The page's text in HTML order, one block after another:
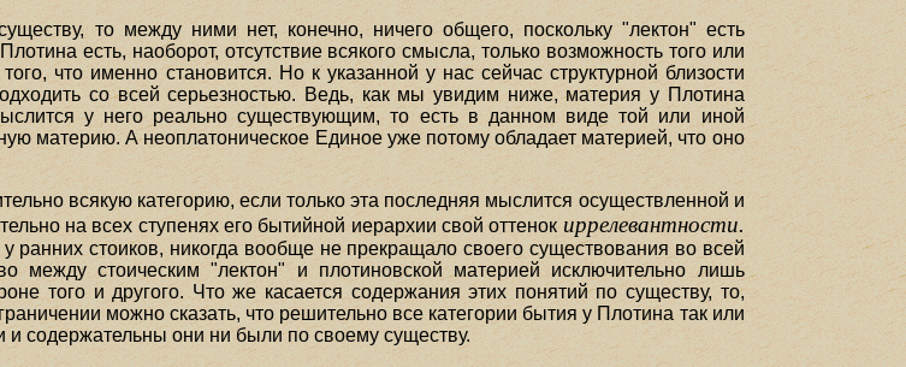
то между ними нет, конечно, ничего общего, поскольку "лектон" есть
есть, наоборот, отсутствие всякого смысла, только возможность того или
что именно становится. Но к указанной у нас сейчас структурной близости
со всей серьезностью. Ведь, как мы увидим ниже, материя у Плотина
у него реально существующим, то есть в данном виде той или иной
материю. А неоплатоническое Единое уже потому обладает материей, что оно
всякую категорию, если только эта последняя мыслится осуществленной и
на всех ступенях его бытийной иерархии свой оттенокиррелевантности.
стоиков, никогда вообще не прекращало своего существования во всей
между стоическим "лектон" и плотиновской материей исключительно лишь
того и другого. Что же касается содержания этих понятий по существу, то,
можно сказать, что решительно все категории бытия у Плотина так или
и содержательны они ни были по своему существу.